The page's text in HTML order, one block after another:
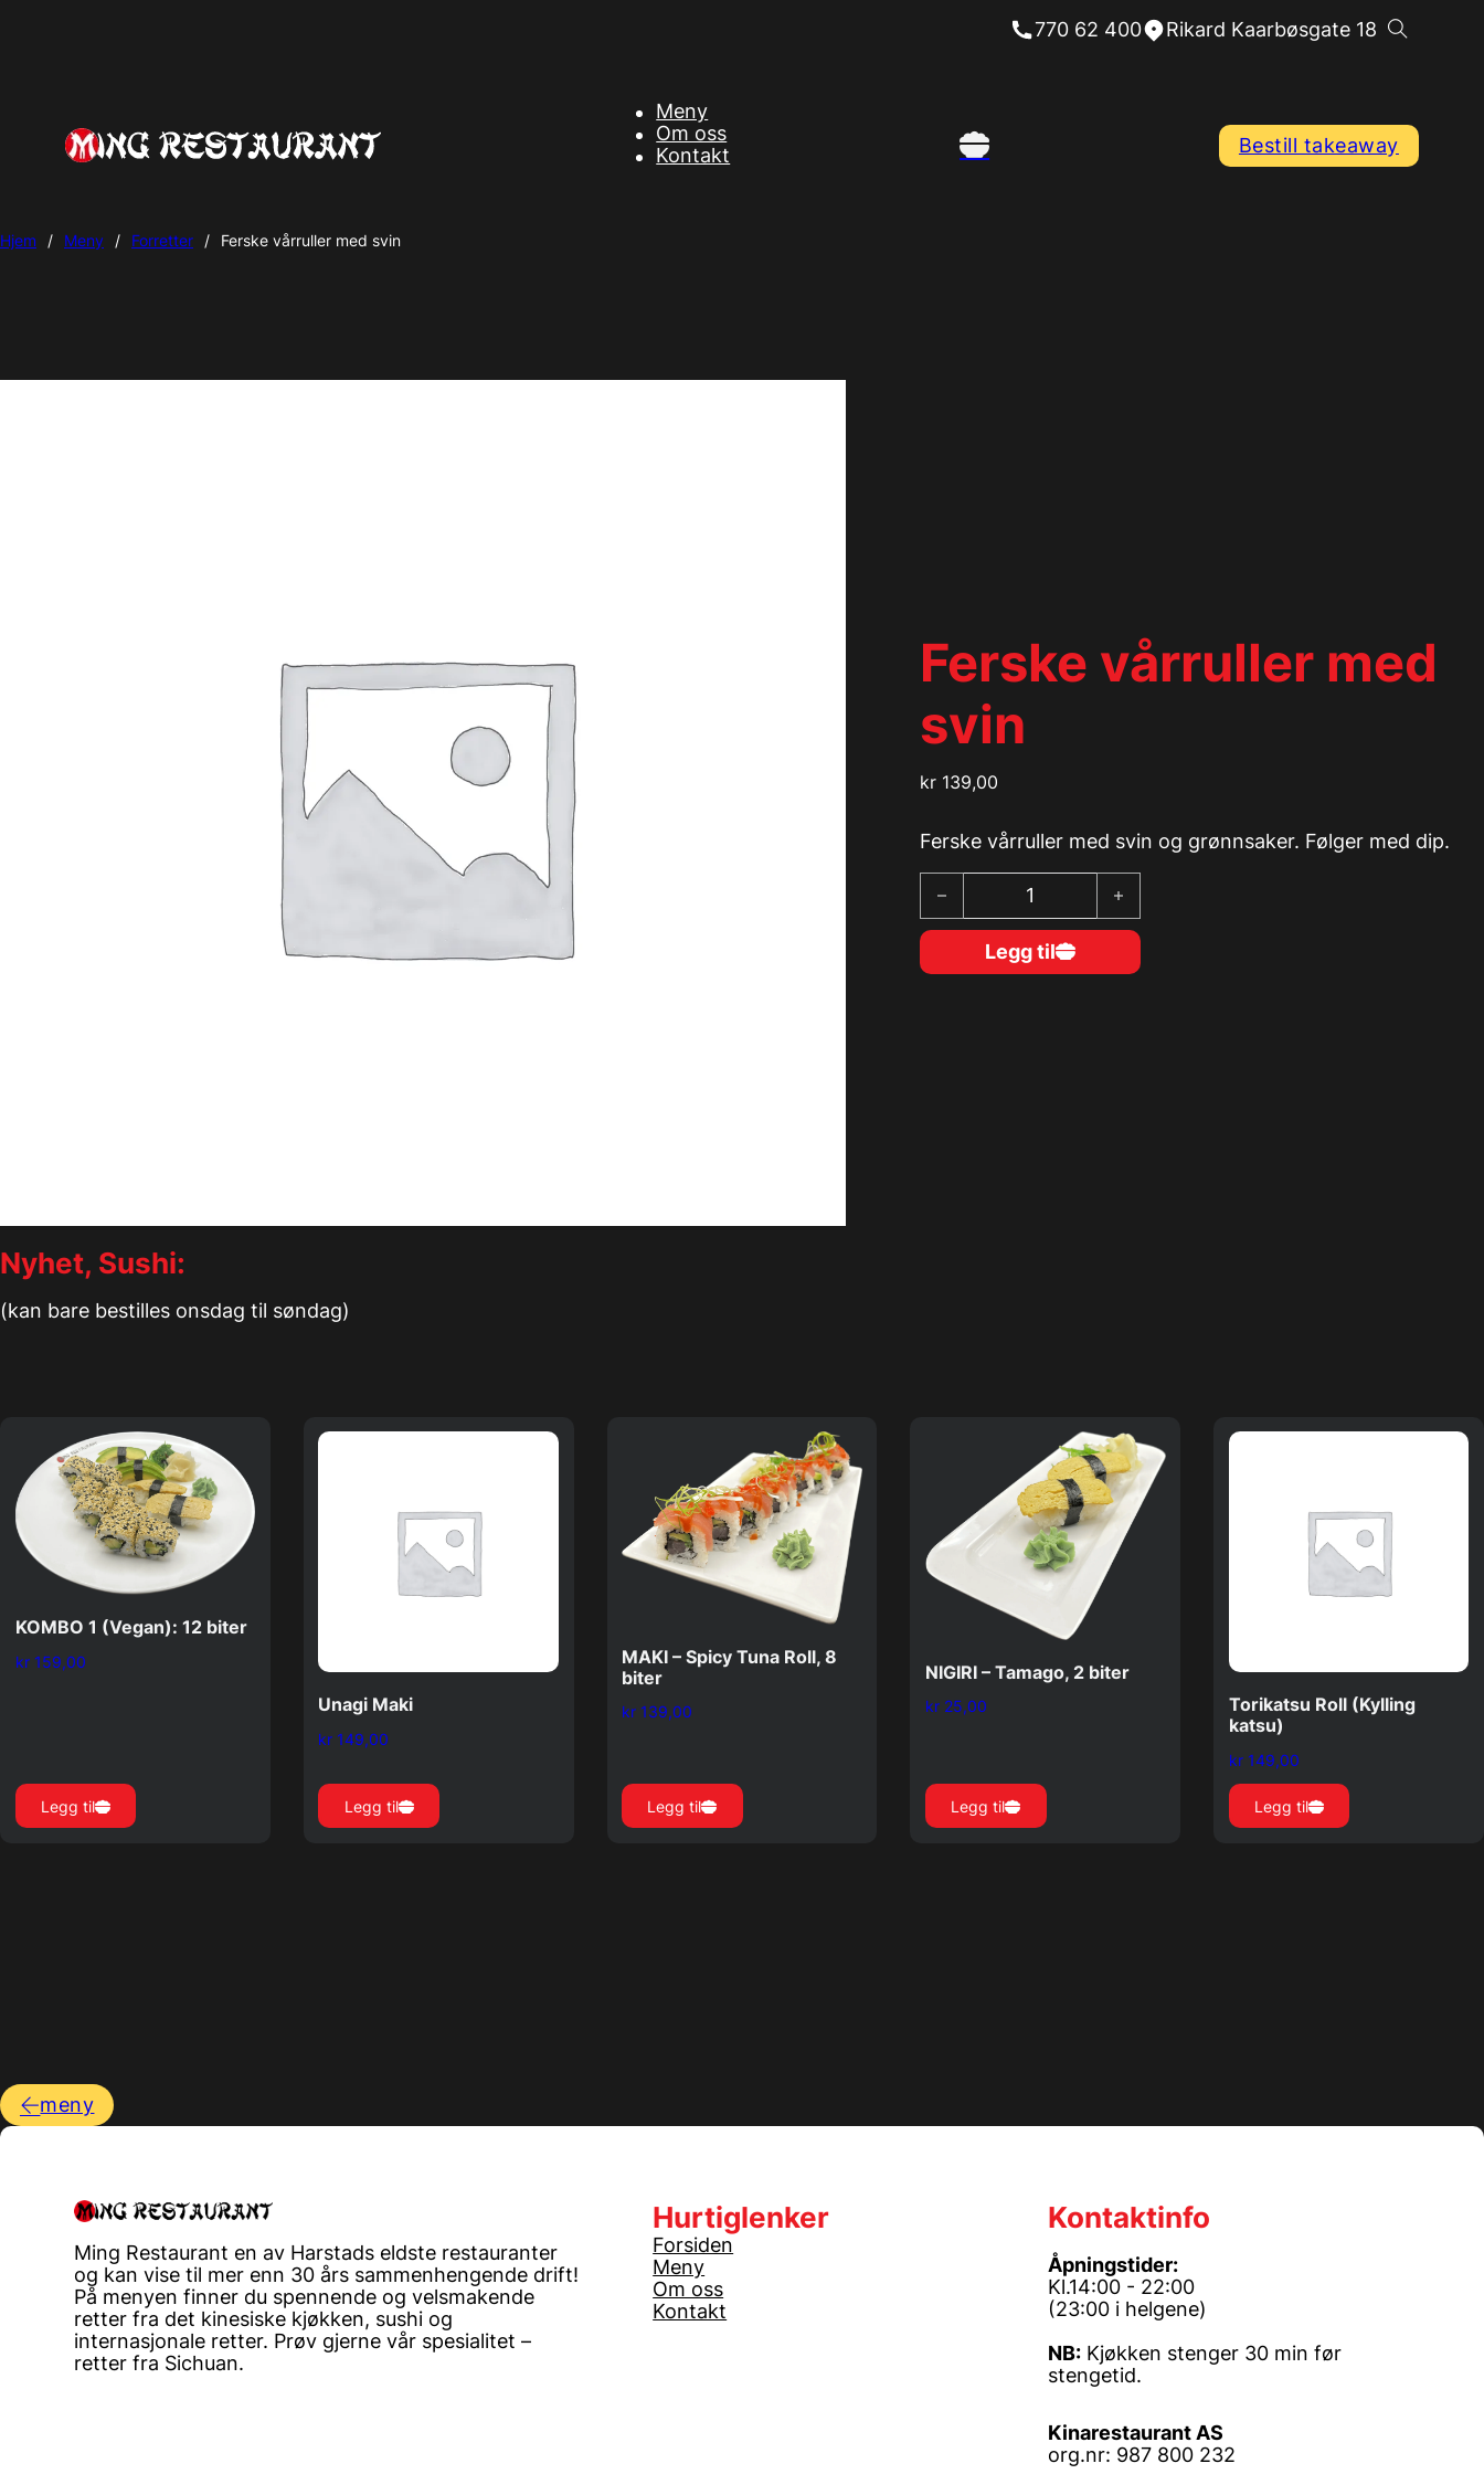
770 62 400 Rikard Kaarbøsgate 18
Meny
Om oss
Kontakt
Bestill takeaway
Hjem / Meny / Forretter / Ferske vårruller med svin
Ferske vårruller med
svin
kr 139,00
Ferske vårruller med svin og grønnsaker. Følger med dip.
Legg til
Nyhet, Sushi:
(kan bare bestilles onsdag til søndag)
KOMBO 1 (Vegan): 12 biter
kr159,00
Legg til
Unagi Maki
kr 149,00
Legg til
MAKI – Spicy Tuna Roll, 8
biter
kr 139,00
Legg til
NIGIRI – Tamago, 2 biter
kr25,00
Legg til
Torikatsu Roll (Kylling
katsu)
kr149,00
Legg til
meny
Ming Restaurant en av Harstads eldste restauranter
og kan vise til mer enn 30 års sammenhengende drift!
På menyen finner du spennende og velsmakende
retter fra det kinesiske kjøkken, sushi og
internasjonale retter. Prøv gjerne vår spesialitet –
retter fra Sichuan.
Hurtiglenker
Forsiden
Meny
Om oss
Kontakt
Kontaktinfo
Åpningstider:
Kl.14:00 - 22:00
(23:00 i helgene)
NB: Kjøkken stenger 30 min før
stengetid.
Kinarestaurant AS
org.nr: 987 800 232